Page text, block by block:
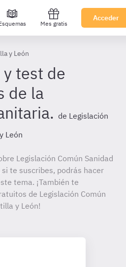
Mes gratis
Acceder
y León
test de
de la
de Legislación
León
Legislación Común Sanidad
te suscribes, podrás hacer
tema. ¡También te
de Legislación Común
y León!